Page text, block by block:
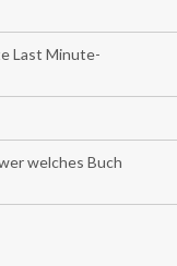
Last Minute-
welches Buch